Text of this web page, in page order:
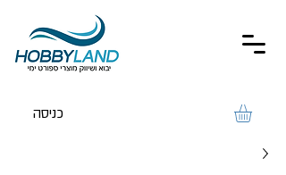
כניסה